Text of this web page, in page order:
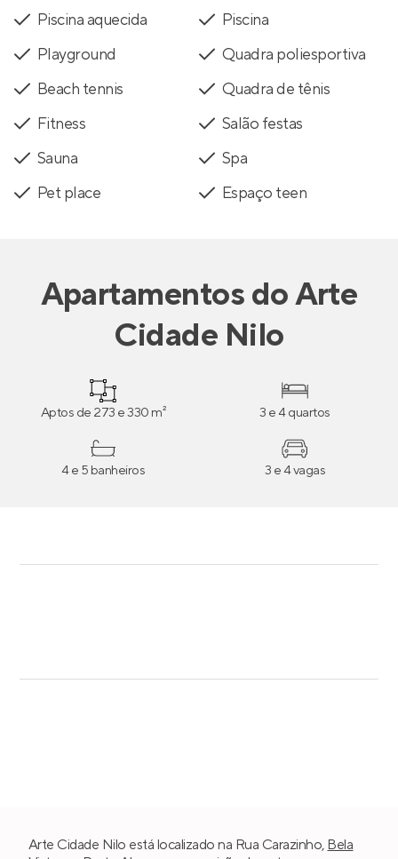
Piscina aquecida
Piscina
Playground
Quadra poliesportiva
Beach tennis
Quadra de tênis
Fitness
Salão festas
Sauna
Spa
Pet place
Espaço teen
ApartamentosdoArte
Cidade Nilo
Aptos de 273 e 330 m² 3 e 4 quartos
4 e 5 banheiros 3 e 4 vagas
Arte Cidade Nilo está localizado na Rua Carazinho, Bela